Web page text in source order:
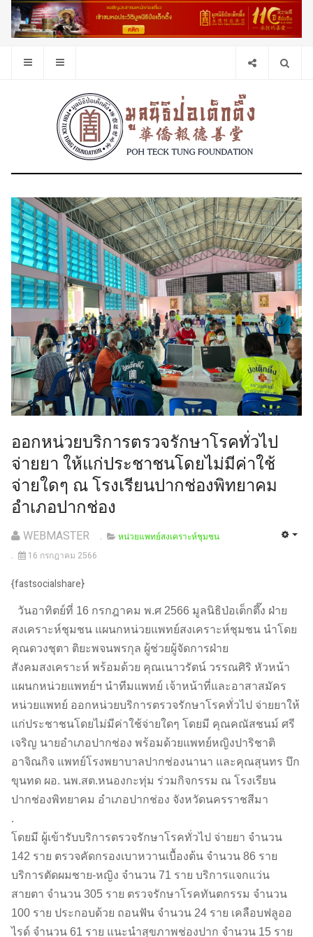
ออกหน่วยบริการตรวจรักษาโรคทั่วไป
จ่ายยา ให้แก่ประชาชนโดยไม่มีค่าใช้
จ่ายใดๆ ณ โรงเรียนปากช่องพิทยาคม
อำเภอปากช่อง
WEBMASTER
หน่วยแพทย์สงเคราะห์ชุมชน
16 กรกฎาคม 2566
{fastsocialshare}
วันอาทิตย์ที่ 16 กรกฎาคม พ.ศ 2566 มูลนิธิป่อเต็กตึ๊ง ฝ่าย
สงเคราะห์ชุมชน แผนกหน่วยแพทย์สงเคราะห์ชุมชน นำโดย
คุณดวงชุตา ติยะพจนพรกุล ผู้ช่วยผู้จัดการฝ่าย
สังคมสงเคราะห์ พร้อมด้วย คุณเนาวรัตน์ วรรณศิริ หัวหน้า
แผนกหน่วยแพทย์ฯ นำทีมแพทย์ เจ้าหน้าที่และอาสาสมัคร
หน่วยแพทย์ ออกหน่วยบริการตรวจรักษาโรคทั่วไป จ่ายยาให้
แก่ประชาชนโดยไม่มีค่าใช้จ่ายใดๆ โดยมี คุณคณัสชนม์ ศรี
เจริญ นายอำเภอปากช่อง พร้อมด้วยแพทย์หญิงปาริชาติ
อาจิณกิจ แพทย์โรงพยาบาลปากช่องนานา และคุณสุนทร บึก
ขุนทด ผอ. นพ.สต.หนองกะทุ่ม ร่วมกิจกรรม ณ โรงเรียน
ปากช่องพิทยาคม อำเภอปากช่อง จังหวัดนครราชสีมา
.
โดยมี ผู้เข้ารับบริการตรวจรักษาโรคทั่วไป จ่ายยา จำนวน
142 ราย ตรวจคัดกรองเบาหวานเบื้องต้น จำนวน 86 ราย
บริการตัดผมชาย-หญิง จำนวน 71 ราย บริการแจกแว่น
สายตา จำนวน 305 ราย ตรวจรักษาโรคทันตกรรม จำนวน
100 ราย ประกอบด้วย ถอนฟัน จำนวน 24 ราย เคลือบฟลูออ
ไรด์ จำนวน 61 ราย แนะนำสุขภาพช่องปาก จำนวน 15 ราย